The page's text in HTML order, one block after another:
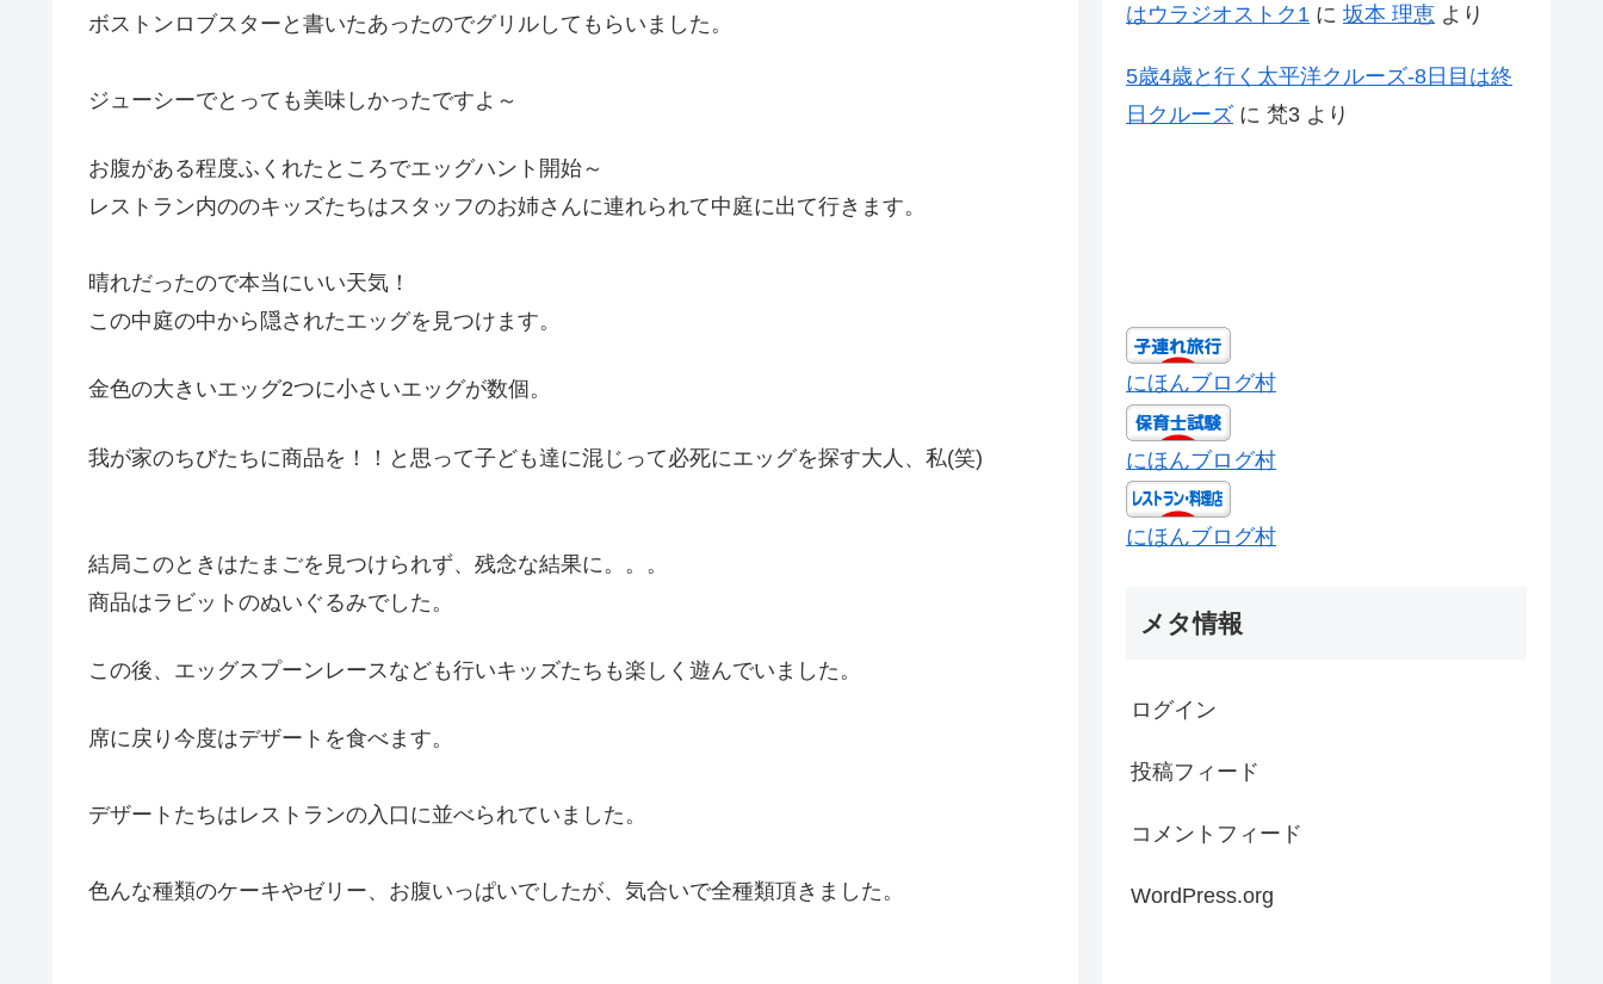
ボストンロブスターと書いたあったのでグリルしてもらいました。
ジューシーでとっても美味しかったですよ～
お腹がある程度ふくれたところでエッグハント開始～
レストラン内ののキッズたちはスタッフのお姉さんに連れられて中庭に出て行きます。
晴れだったので本当にいい天気！
この中庭の中から隠されたエッグを見つけます。
金色の大きいエッグ2つに小さいエッグが数個。
我が家のちびたちに商品を！！と思って子ども達に混じって必死にエッグを探す大人、私(笑)
結局このときはたまごを見つけられず、残念な結果に。。。
商品はラビットのぬいぐるみでした。
この後、エッグスプーンレースなども行いキッズたちも楽しく遊んでいました。
席に戻り今度はデザートを食べます。
デザートたちはレストランの入口に並べられていました。
色んな種類のケーキやゼリー、お腹いっぱいでしたが、気合いで全種類頂きました。
はウラジオストク1 に 坂本 理恵 より
5歳4歳と行く太平洋クルーズ-8日目は終
日クルーズ に 梵3 より
にほんブログ村
にほんブログ村
にほんブログ村
メタ情報
ログイン
投稿フィード
コメントフィード
WordPress.org